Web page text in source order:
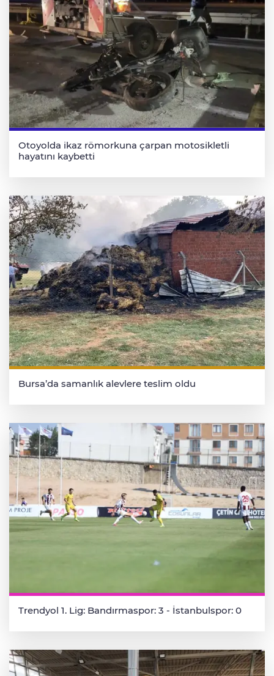
Otoyolda ikaz römorkuna çarpan motosikletli
hayatını kaybetti
Bursa’da samanlık alevlere teslim oldu
Trendyol 1. Lig: Bandırmaspor: 3 - İstanbulspor: 0